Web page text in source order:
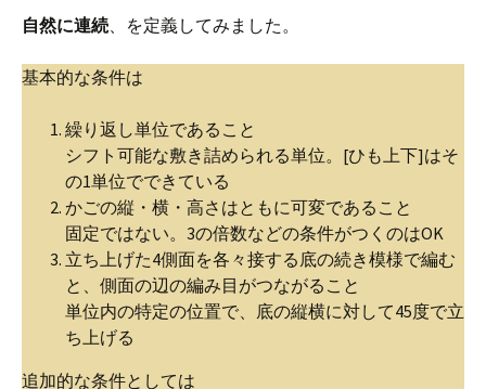
自然に連続 、を定義してみました。
基本的な条件は
繰り返し単位であること
シフト可能な敷き詰められる単位。[ひも上下]はそ
の1単位でできている
かごの縦・横・高さはともに可変であること
固定ではない。3の倍数などの条件がつくのはOK
立ち上げた4側面を各々接する底の続き模様で編む
と、側面の辺の編み目がつながること
単位内の特定の位置で、底の縦横に対して45度で立
ち上げる
追加的な条件としては